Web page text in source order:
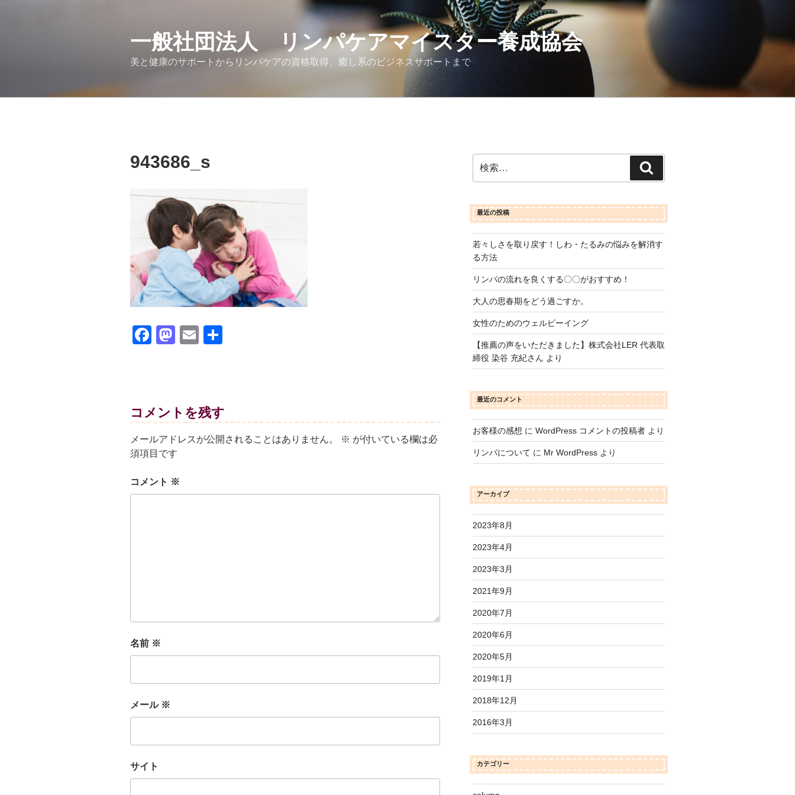
一般社団法人 リンパケアマイスター養成協会
美と健康のサポートからリンパケアの資格取得、癒し系のビジネスサポートまで
943686_s
F
b
o
o
M
d
o
n
E
コメントを残す
メールアドレスが公開されることはありません。 ※ が付いている欄は必
須項目です
コメント ※
名前 ※
メール ※
サイト
索:
索
最近の投稿
若々しさを取り戻す！しわ・たるみの悩みを解消す
る方法
リンパの流れを良くする〇〇がおすすめ！
大人の思春期をどう過ごすか。
女性のためのウェルビーイング
【推薦の声をいただきました】株式会社LER 代表取
締役 染谷 充紀さん より
最近のコメント
お客様の感想 に WordPress コメントの投稿者より
リンパについて に Mr WordPressより
アーカイブ
2023年8月
2023年4月
2023年3月
2021年9月
2020年7月
2020年6月
2020年5月
2019年1月
2018年12月
2016年3月
カテゴリー